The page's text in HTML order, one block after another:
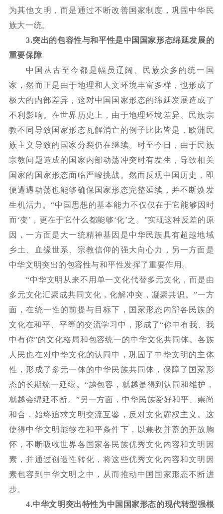
为其他文明，而是通过不断改善国家制度，巩固中华民
族大一统。
3.突出的包容性与和平性是中国国家形态绵延发展的
重要保障
中国从古至今都是幅员辽阔、民族众多的统一国
家，然而正是由于地理和人文环境丰富多样，也形成了
极大的内部差异，这对中国国家形态的绵延发展造成了
不利影响。在世界历史上，由于地理环境差异、民族宗
教不同导致国家形态瓦解消亡的例子比比皆是，欧洲民
族主义导致的国家分裂仍在继续。时至今日，由于民族
宗教问题造成的国家内部动荡冲突时有发生，导致相关
国家的国家形态面临严峻挑战。然而反观中国历史，即
便遭遇动荡也能够确保国家形态完整延续，并不断焕发
生机活力。“中国思想的基本能力不仅仅在于它能够因时
而‘变’，更在于它什么都能够‘化’之。”实现这种反差的原
因，一方面是大一统精神基因是中华民族具有超越地域
乡土、血缘世系、宗教信仰的强大向心力，另一方面是
中华文明突出的包容性与和平性发挥了重要作用。
“中华文明从来不用单一文化代替多元文化，而是由
多元文化汇聚成共同文化，化解冲突，凝聚共识。”一方
面，在统一性的前提与目标下，国家形态内部各民族的
文化在和平、平等的交流学习中，形成了“你中有我、我
中有你”的文化格局和包容统一的中华文化共同体。各族
人民也在对中华文化的认同中，巩固了中华文明的主体
性，形成了多元一体的中华民族共同体，保障了国家形
态的长期统一延续。“越包容，就越是得到认同和维护，
就越会绵延不断。”另一方面，中华民族爱好和平、崇尚
和合，始终追求文明交流互鉴，反对文化霸权主义。这
使得中华文明能够在和平条件下，以兼收并蓄的开放胸
怀，不断吸收世界各国家各民族优秀文化内容和文明因
素，并通过创造性转化，将这些优秀文化内容和文明因
素包容到中华文明之中，从而推动中国国家形态不断进
步。
4.中华文明突出特性为中国国家形态的现代转型强根